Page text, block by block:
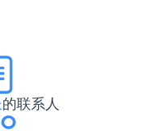
的联系人